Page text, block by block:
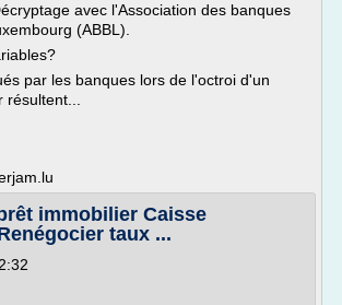
avec l'Association des banques
(ABBL).
par les banques lors de l'octroi d'un
immobilier Caisse
taux ...